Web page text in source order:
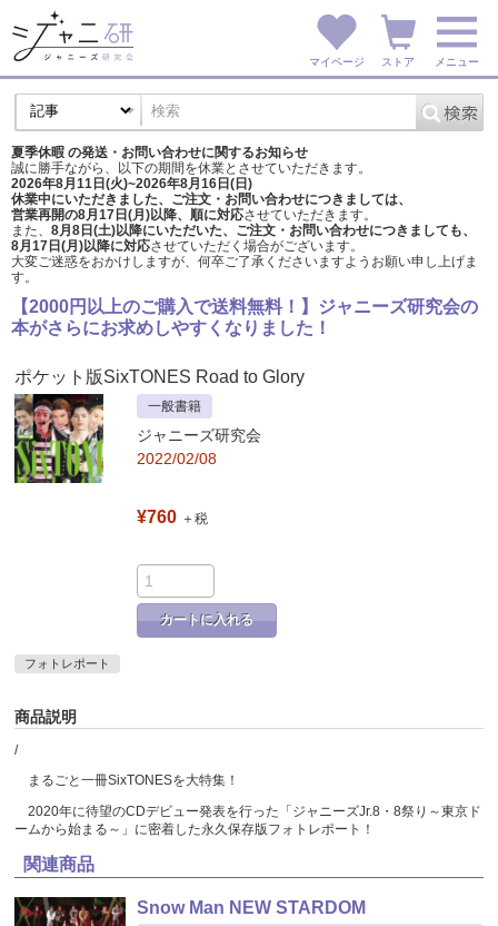
マイページ ストア メニュー
夏季休暇 の発送・お問い合わせに関するお知らせ
誠に勝手ながら、以下の期間を休業とさせていただきます。
2026年8月11日(火)~2026年8月16日(日)
休業中にいただきました、ご注文・お問い合わせにつきましては、
営業再開の8月17日(月)以降、順に対応させていただきます。
また、 8月8日(土)以降にいただいた、ご注文・ お問い合わせにつきましても、
8月17日(月)以降に対応させていただく場合がございます。
大変ご迷惑をおかけしますが、 何卒ご了承くださいますようお願い申し上げま
す。
【2000円以上のご購入で送料無料！】ジャニーズ研究会の
本がさらにお求めしやすくなりました！
ポケット版SixTONES Road to Glory
一般書籍
ジャニーズ研究会
2022/02/08
¥760 ＋税
カートに入れる
フォトレポート
商品説明
/
まるごと一冊SixTONESを大特集！
2020年に待望のCDデビュー発表を行った「ジャニーズJr.8・8祭り～東京ド
ームから始まる～」に密着した永久保存版フォトレポート！
関連商品
Snow Man NEW STARDOM